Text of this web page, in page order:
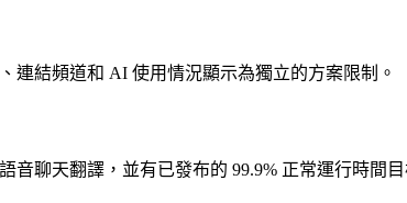
連結頻道和 AI 使用情況顯示為獨立的方案限制。
音聊天翻譯，並有已發布的 99.9% 正常運行時間